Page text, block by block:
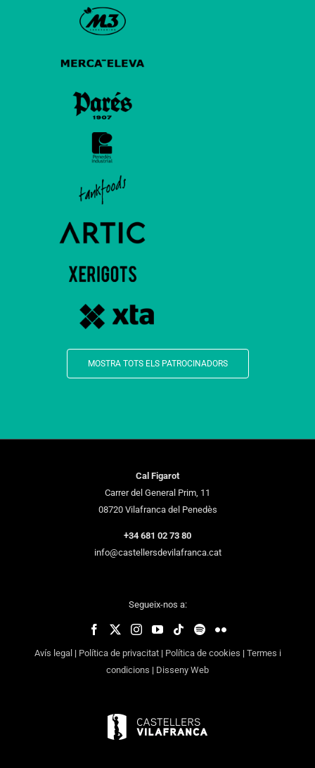
MOSTRA TOTS ELS PATROCINADORS
Cal Figarot
Carrer del General Prim, 11
08720 Vilafranca del Penedès
+34 681 02 73 80
info@castellersdevilafranca.cat
Segueix-nos a:
Avís legal | Política de privacitat| Política de cookies | Termes i
condicions | Disseny Web